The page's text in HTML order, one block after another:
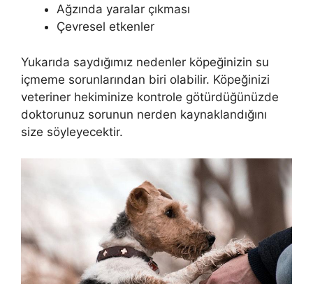
Ağzında yaralar çıkması
Çevresel etkenler
Yukarıda saydığımız nedenler köpeğinizin su
içmeme sorunlarından biri olabilir. Köpeğinizi
veteriner hekiminize kontrole götürdüğünüzde
doktorunuz sorunun nerden kaynaklandığını
size söyleyecektir.